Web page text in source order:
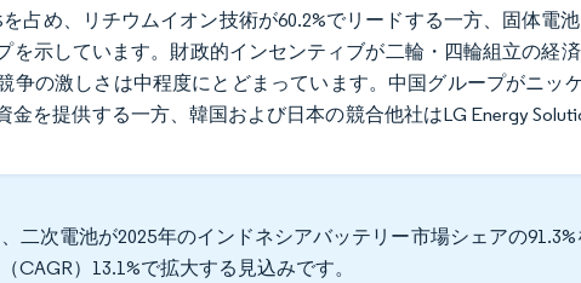
を占め、リチウムイオン技術が60.2%でリードする一方、固体電
を示しています。財政的インセンティブが二輪・四輪組立の経
争の激しさは中程度にとどまっています。中国グループがニッ
を提供する一方、韓国および日本の競合他社はLG Energy
二次電池が2025年のインドネシアバッテリー市場シェアの
CAGR）13.1%で拡大する見込みです。